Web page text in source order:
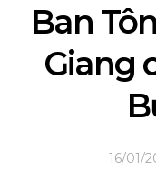
Ban
Giang
16/01/